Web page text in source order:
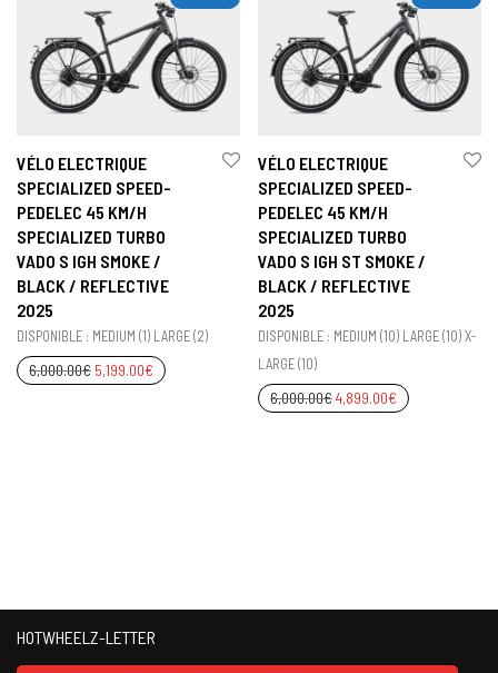
VÉLO ELECTRIQUE
SPECIALIZED SPEED-
PEDELEC 45 KM/H
SPECIALIZED TURBO
VADO S IGH SMOKE /
BLACK / REFLECTIVE
2025
DISPONIBLE : MEDIUM (1) LARGE (2)
6,000.00€ 5,199.00€
VÉLO ELECTRIQUE
SPECIALIZED SPEED-
PEDELEC 45 KM/H
SPECIALIZED TURBO
VADO S IGH ST SMOKE /
BLACK / REFLECTIVE
2025
DISPONIBLE : MEDIUM (10) LARGE (10) X-
LARGE (10)
6,000.00€4,899.00€
HOTWHEELZ-LETTER